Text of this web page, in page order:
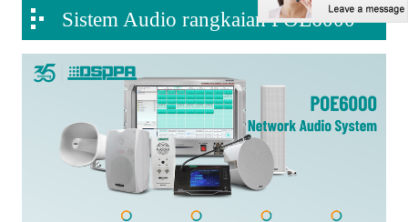
Sistem Audio rangkaian POE6000